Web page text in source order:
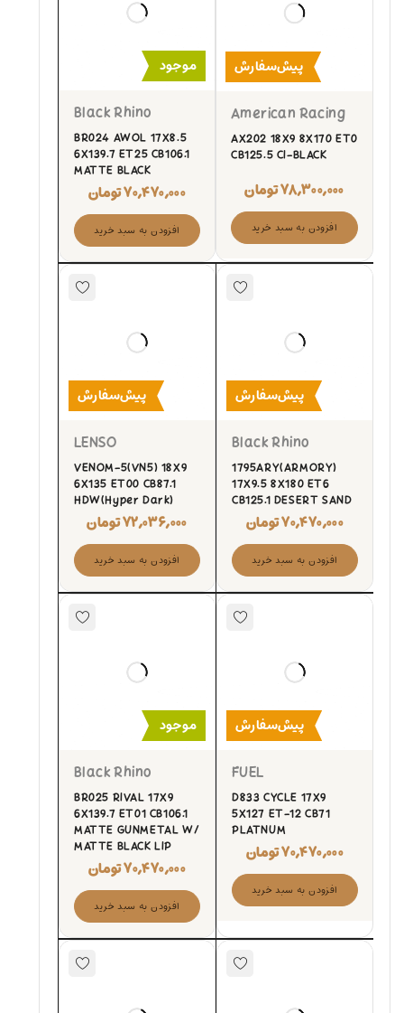
پیش‌سفارش
American Racing
AX202 18X9 8X170 ET0
CB125.5 CI-BLACK
۷۸,۳۰۰,۰۰۰تومان
افزودن به سبد خرید
موجود
Black Rhino
BR024 AWOL 17X8.5
6X139.7 ET25 CB106.1
MATTE BLACK
۷۰,۴۷۰,۰۰۰تومان
افزودن به سبد خرید
پیش‌سفارش
Black Rhino
1795ARY(ARMORY)
17X9.5 8X180 ET6
CB125.1 DESERT SAND
۷۰,۴۷۰,۰۰۰تومان
افزودن به سبد خرید
پیش‌سفارش
LENSO
VENOM-5(VN5) 18X9
6X135 ET00 CB87.1
HDW(Hyper Dark)
۷۲,۰۳۶,۰۰۰تومان
افزودن به سبد خرید
پیش‌سفارش
FUEL
D833 CYCLE 17X9
5X127 ET-12 CB71
PLATNUM
۷۰,۴۷۰,۰۰۰تومان
افزودن به سبد خرید
موجود
Black Rhino
BR025 RIVAL 17X9
6X139.7 ET01 CB106.1
MATTE GUNMETAL W/
MATTE BLACK LIP
۷۰,۴۷۰,۰۰۰تومان
افزودن به سبد خرید